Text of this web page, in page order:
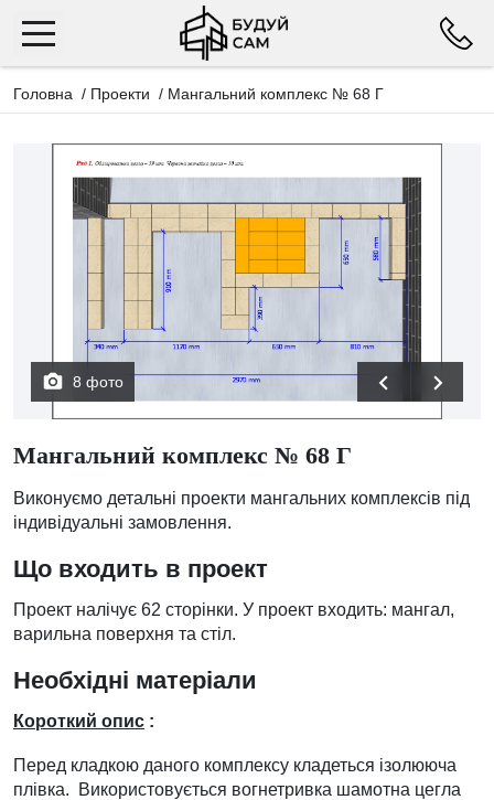
Головна / Проекти / Мангальний комплекс № 68 Г
8 фото
Мангальний комплекс № 68 Г
Виконуємо детальні проекти мангальних комплексів під
індивідуальні замовлення.
Що входить в проект
Проект налічує 62 сторінки. У проект входить: мангал,
варильна поверхня та стіл.
Необхідні матеріали
Короткий опис :
Перед кладкою даного комплексу кладеться ізолююча
плівка. Використовується вогнетривка шамотна цегла